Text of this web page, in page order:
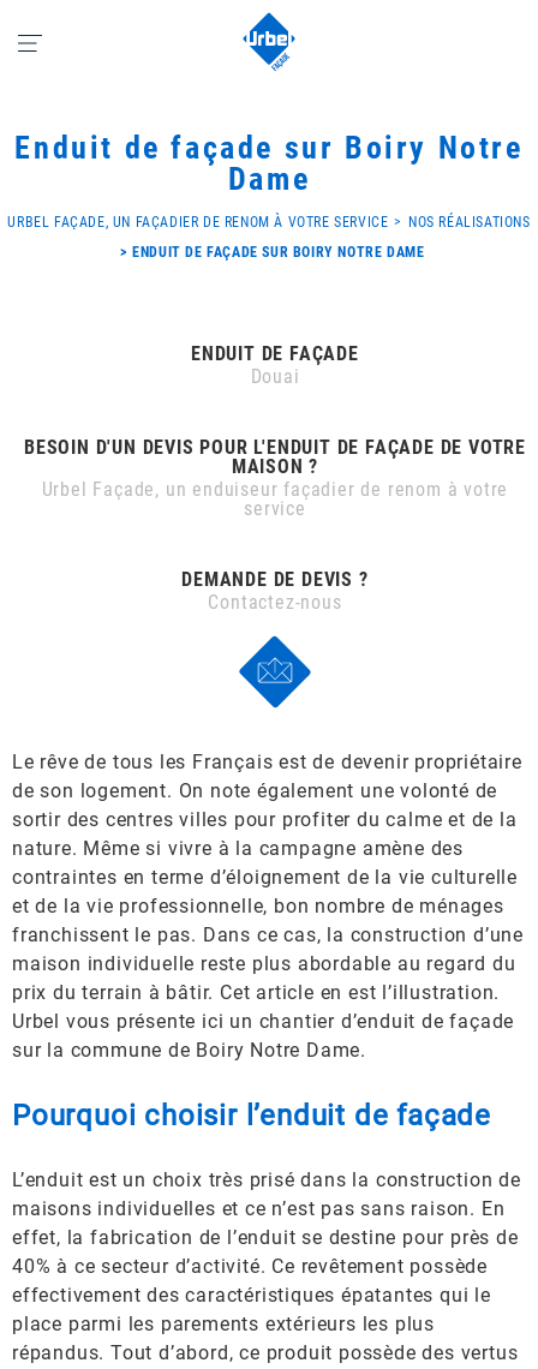
Enduit de façade sur Boiry Notre
Dame
URBEL FAÇADE, UN FAÇADIER DE RENOM À VOTRE SERVICE
NOS RÉALISATIONS
ENDUIT DE FAÇADE SUR BOIRY NOTRE DAME
ENDUIT DE FAÇADE
Douai
BESOIN D'UN DEVIS POUR L'ENDUIT DE FAÇADE DE VOTRE
MAISON ?
Urbel Façade, un enduiseur façadier de renom à votre
service
DEMANDE DE DEVIS ?
Contactez-nous
Le rêve de tous les Français est de devenir propriétaire
de son logement. On note également une volonté de
sortir des centres villes pour profiter du calme et de la
nature. Même si vivre à la campagne amène des
contraintes en terme d’éloignement de la vie culturelle
et de la vie professionnelle, bon nombre de ménages
franchissent le pas. Dans ce cas, la construction d’une
maison individuelle reste plus abordable au regard du
prix du terrain à bâtir. Cet article en est l’illustration.
Urbel vous présente ici un chantier d’enduit de façade
sur la commune de Boiry Notre Dame.
Pourquoi choisir l’enduit de façade
L’enduit est un choix très prisé dans la construction de
maisons individuelles et ce n’est pas sans raison. En
effet, la fabrication de l’enduit se destine pour près de
40% à ce secteur d’activité. Ce revêtement possède
effectivement des caractéristiques épatantes qui le
place parmi les parements extérieurs les plus
répandus. Tout d’abord, ce produit possède des vertus